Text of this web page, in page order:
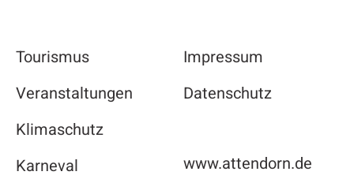
Tourismus
Veranstaltungen
Klimaschutz
Karneval
Impressum
Datenschutz
www.attendorn.de